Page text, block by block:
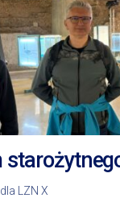
LZN X